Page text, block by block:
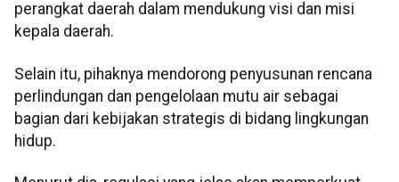
perangkat daerah dalam mendukung visi dan misi
kepala daerah.
Selain itu, pihaknya mendorong penyusunan rencana
perlindungan dan pengelolaan mutu air sebagai
bagian dari kebijakan strategis di bidang lingkungan
hidup.